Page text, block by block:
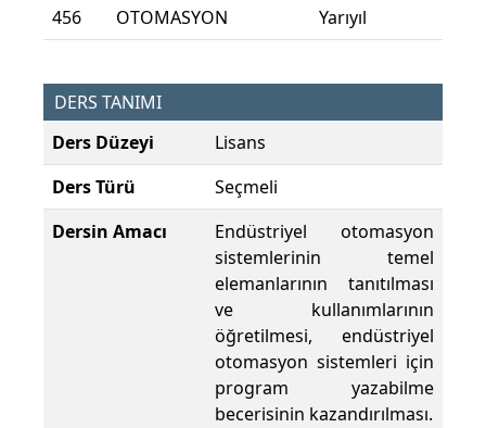
456
OTOMASYON
Yarıyıl
DERS TANIMI
Ders Düzeyi
Lisans
Ders Türü
Seçmeli
Dersin Amacı
Endüstriyel otomasyon
sistemlerinin temel
elemanlarının tanıtılması
ve kullanımlarının
öğretilmesi, endüstriyel
otomasyon sistemleri için
program yazabilme
becerisinin kazandırılması.